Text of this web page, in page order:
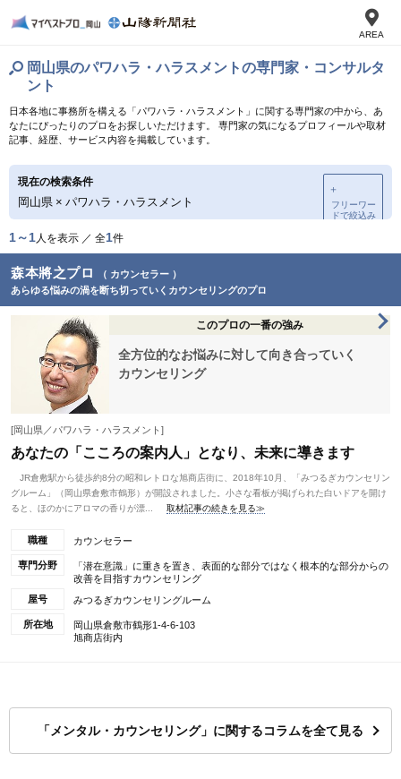
AREA
岡山県のパワハラ・ハラスメントの専門家・コンサルタ
ント
日本各地に事務所を構える「パワハラ・ハラスメント」に関する専門家の中から、あ
なたにぴったりのプロをお探しいただけます。 専門家の気になるプロフィールや取材
記事、経歴、サービス内容を掲載しています。
現在の検索条件
岡山県 × パワハラ・ハラスメント
＋
フリーワー
ドで絞込み
1～1人を表示 ／ 全1件
森本將之プロ
（ カウンセラー ）
あらゆる悩みの渦を断ち切っていくカウンセリングのプロ
このプロの一番の強み
全方位的なお悩みに対して向き合っていく
カウンセリング
[岡山県／パワハラ・ハラスメント]
あなたの「こころの案内人」となり、未来に導きます
JR倉敷駅から徒歩約8分の昭和レトロな旭商店街に、2018年10月、「みつるぎカウンセリン
グルーム」（岡山県倉敷市鶴形）が開設されました。小さな看板が掲げられた白いドアを開け
ると、ほのかにアロマの香りが漂...
取材記事の続きを見る≫
職種 カウンセラー
専門分野
「潜在意識」に重きを置き、表面的な部分ではなく根本的な部分からの
改善を目指すカウンセリング
屋号
みつるぎカウンセリングルーム
所在地
岡山県倉敷市鶴形1-4-6-103
旭商店街内
「メンタル・カウンセリング」に関するコラムを全て見る